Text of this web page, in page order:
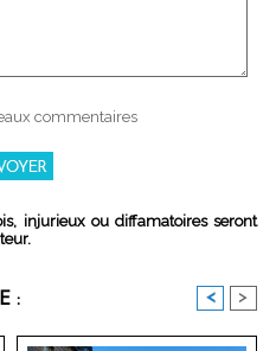
commentaires
injurieux ou diffamatoires seront
: < >